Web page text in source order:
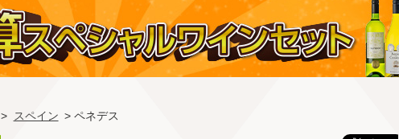
> スペイン > ペネデス